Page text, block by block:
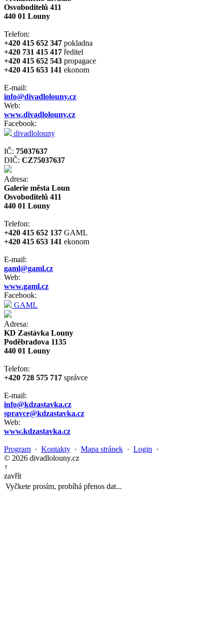
Osvoboditelů 411
440 01 Louny
Telefon:
+420 415 652 347 pokladna
+420 731 415 417 ředitel
+420 415 652 543 propagace
+420 415 653 141 ekonom
E-mail:
info@divadlolouny.cz
Web:
www.divadlolouny.cz
Facebook:
divadlolouny
IČ: 75037637
DIČ: CZ75037637
Adresa:
Galerie města Loun
Osvoboditelů 411
440 01 Louny
Telefon:
+420 415 652 137 GAML
+420 415 653 141 ekonom
E-mail:
gaml@gaml.cz
Web:
www.gaml.cz
Facebook:
GAML
Adresa:
KD Zastávka Louny
Poděbradova 1135
440 01 Louny
Telefon:
+420 728 575 717 správce
E-mail:
info@kdzastavka.cz
spravce@kdzastavka.cz
Web:
www.kdzastavka.cz
Program · Kontakty · Mapa stránek · Login ·
© 2026 divadlolouny.cz
↑
zavřít
Vyčkete prosím, probíhá přenos dat...